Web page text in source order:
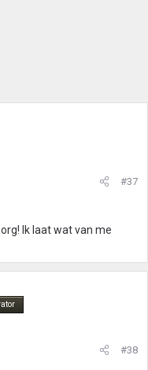
#37
Ik laat wat van me
#38